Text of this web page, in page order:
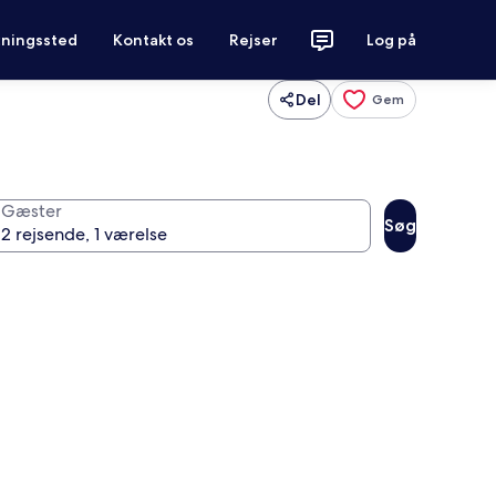
Kontakt os Rejser Log på
Del Gem
Gæster
Søg